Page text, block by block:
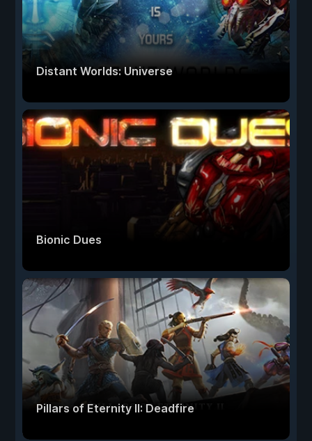
Distant Worlds: Universe
Bionic Dues
Pillars of Eternity II: Deadfire